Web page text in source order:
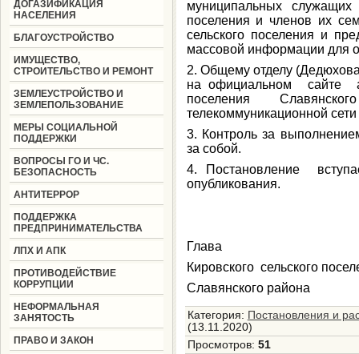
ДОГАЗИФИКАЦИЯ
НАСЕЛЕНИЯ
БЛАГОУСТРОЙСТВО
ИМУЩЕСТВО,
СТРОИТЕЛЬСТВО И РЕМОНТ
ЗЕМЛЕУСТРОЙСТВО И
ЗЕМЛЕПОЛЬЗОВАНИЕ
МЕРЫ СОЦИАЛЬНОЙ
ПОДДЕРЖКИ
ВОПРОСЫ ГО И ЧС.
БЕЗОПАСНОСТЬ
АНТИТЕРРОР
ПОДДЕРЖКА
ПРЕДПРИНИМАТЕЛЬСТВА
ЛПХ И АПК
ПРОТИВОДЕЙСТВИЕ
КОРРУПЦИИ
НЕФОРМАЛЬНАЯ
ЗАНЯТОСТЬ
ПРАВО И ЗАКОН
муниципальных служащих
поселения и членов их
сельского поселения и
массовой информации для
2. Общему отделу
на официальном сайте
поселения
телекоммуникационной
3. Контроль за
за собой.
4. Постановление
опубликования.
Глава
Кировского сельского
Славянского
Категория: Постановления и
(13.11.2020)
Просмотров: 51